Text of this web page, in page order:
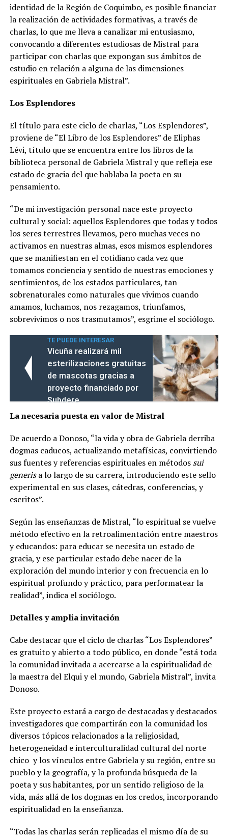
identidad de la Región de Coquimbo, es posible financiar
la realización de actividades formativas, a través de
charlas, lo que me lleva a canalizar mi entusiasmo,
convocando a diferentes estudiosas de Mistral para
participar con charlas que expongan sus ámbitos de
estudio en relación a alguna de las dimensiones
espirituales en Gabriela Mistral”.
Los Esplendores
El título para este ciclo de charlas, “Los Esplendores”,
proviene de “El Libro de los Esplendores” de Eliphas
Lévi, título que se encuentra entre los libros de la
biblioteca personal de Gabriela Mistral y que refleja ese
estado de gracia del que hablaba la poeta en su
pensamiento.
“De mi investigación personal nace este proyecto
cultural y social: aquellos Esplendores que todas y todos
los seres terrestres llevamos, pero muchas veces no
activamos en nuestras almas, esos mismos esplendores
que se manifiestan en el cotidiano cada vez que
tomamos conciencia y sentido de nuestras emociones y
sentimientos, de los estados particulares, tan
sobrenaturales como naturales que vivimos cuando
amamos, luchamos, nos rezagamos, triunfamos,
sobrevivimos o nos trasmutamos”, esgrime el sociólogo.
TE PUEDE INTERESAR
Vicuña realizará mil
esterilizaciones gratuitas
de mascotas gracias a
proyecto financiado por
Subdere
La necesaria puesta en valor de Mistral
De acuerdo a Donoso, “la vida y obra de Gabriela derriba
dogmas caducos, actualizando metafísicas, convirtiendo
sus fuentes y referencias espirituales en métodos sui
generisa lo largo de su carrera, introduciendo este sello
experimental en sus clases, cátedras, conferencias, y
escritos”.
Según las enseñanzas de Mistral, “lo espiritual se vuelve
método efectivo en la retroalimentación entre maestros
y educandos: para educar se necesita un estado de
gracia, y ese particular estado debe nacer de la
exploración del mundo interior y con frecuencia en lo
espiritual profundo y práctico, para performatear la
realidad”, indica el sociólogo.
Detalles y amplia invitación
Cabe destacar que el ciclo de charlas “Los Esplendores”
es gratuito y abierto a todo público, en donde “está toda
la comunidad invitada a acercarse a la espiritualidad de
la maestra del Elqui y el mundo, Gabriela Mistral”, invita
Donoso.
Este proyecto estará a cargo de destacadas y destacados
investigadores que compartirán con la comunidad los
diversos tópicos relacionados a la religiosidad,
heterogeneidad e interculturalidad cultural del norte
chico y los vínculos entre Gabriela y su región, entre su
pueblo y la geografía, y la profunda búsqueda de la
poeta y sus habitantes, por un sentido religioso de la
vida, más allá de los dogmas en los credos, incorporando
espiritualidad en la enseñanza.
“Todas las charlas serán replicadas el mismo día de su